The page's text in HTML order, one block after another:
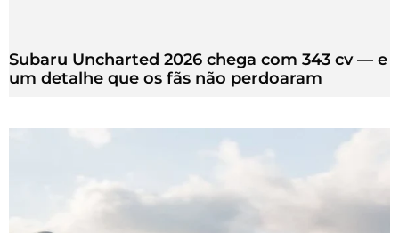
Subaru Uncharted 2026 chega com 343 cv — e
um detalhe que os fãs não perdoaram